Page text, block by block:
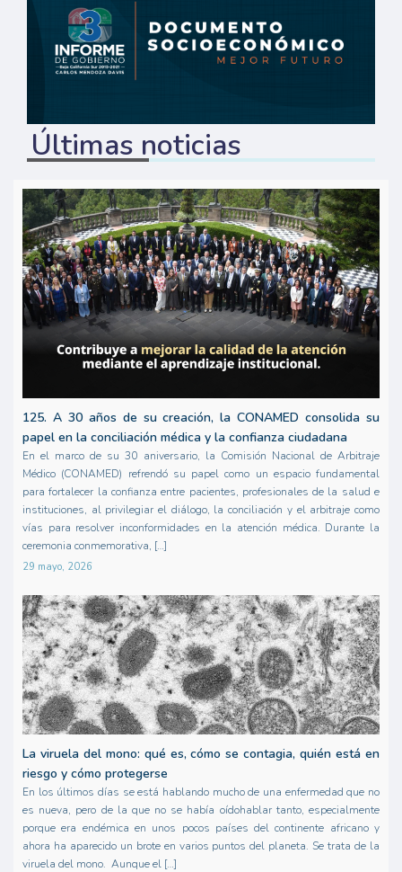
Últimas noticias
125. A 30 años de su creación, la CONAMED consolida su
papel en la conciliación médica y la confianza ciudadana
En el marco de su 30 aniversario, la Comisión Nacional de Arbitraje
Médico (CONAMED) refrendó su papel como un espacio fundamental
para fortalecer la confianza entre pacientes, profesionales de la salud e
instituciones, al privilegiar el diálogo, la conciliación y el arbitraje como
vías para resolver inconformidades en la atención médica. Durante la
ceremonia conmemorativa, […]
29 mayo, 2026
La viruela del mono: qué es, cómo se contagia, quién está en
riesgo y cómo protegerse
En los últimos días se está hablando mucho de una enfermedad que no
es nueva, pero de la que no se había oídohablar tanto, especialmente
porque era endémica en unos pocos países del continente africano y
ahora ha aparecido un brote en varios puntos del planeta. Se trata de la
viruela del mono. Aunque el […]